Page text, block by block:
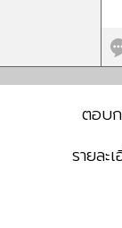
ตอบ
รายละ